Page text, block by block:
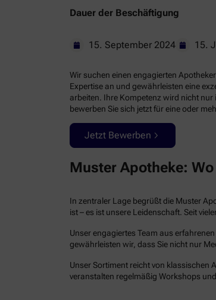
Dauer der Beschäftigung
15. September 2024 15.
Wir suchen einen engagierten
Expertise an und gewährleisten eine
arbeiten. Ihre Kompetenz wird nicht
bewerben Sie sich jetzt für eine oder
Jetzt Bewerben
Muster Apotheke:
In zentraler Lage begrüßt die Muster
ist – es ist unsere Leidenschaft. Seit
Unser engagiertes Team aus
gewährleisten wir, dass Sie nicht nur
Unser Sortiment reicht von klassischen
veranstalten regelmäßig Workshops